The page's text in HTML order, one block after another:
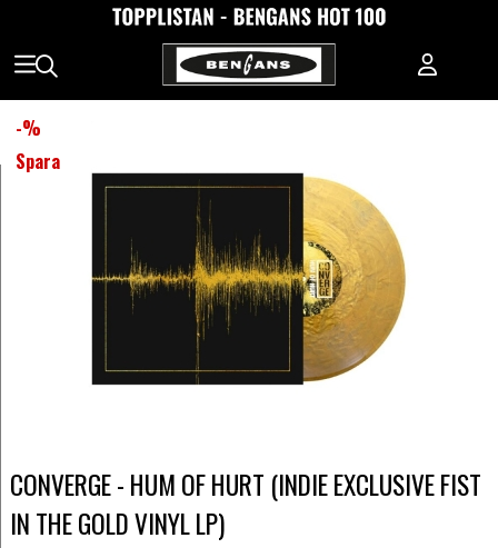
-%
Spara
CONVERGE - HUM OF HURT (INDIE EXCLUSIVE FIST
IN THE GOLD VINYL LP)